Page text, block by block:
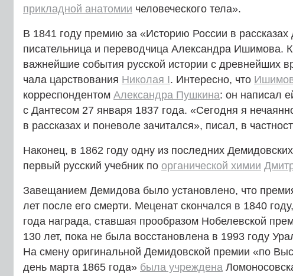
прикладной анатомии человеческого тела».
В 1841 году премию за «Историю России в
писательница и переводчица Александра Ишимова.
важнейшие события русской истории с древнейших
чала царствования Николая I. Интересно, что
корреспондентом Александра Пушкина: он написал
с Дантесом 27 января 1837 года. «Сегодня я
в рассказах и поневоле зачитался», писал, в
Наконец, в 1862 году одну из последних
первый русский учебник по органической химии
Завещанием Демидова было установлено, что
лет после его смерти. Меценат скончался в 1840
года награда, ставшая прообразом Нобелевской
130 лет, пока не была восстановлена в 1993 году
На смену оригинальной Демидовской премии «по
день марта 1865 года» была учреждена